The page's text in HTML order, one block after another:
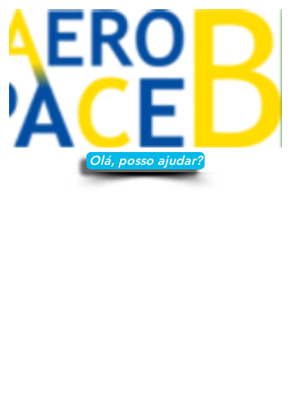
Olá, posso ajudar?